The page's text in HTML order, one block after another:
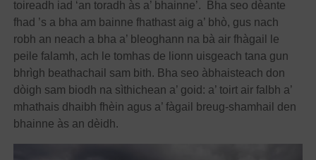
toireadh iad ‘an toradh às a’ bhainne’. Bha seo dèante
fhad ’s a bha am bainne fhathast aig a’ bhò, gus nach
robh an neach a bha a’ bleoghann na bà air fhàgail le
peile falamh, ach le tomhas de lionn uisgeach tana gun
bhrìgh beathachail sam bith. Bha seo àbhaisteach don
dòigh sam biodh na sìthichean a’ goid: a’ toirt air falbh a’
mhathais dhaibh fhèin agus a’ fàgail breug-shamhail den
bhainne às an dèidh.